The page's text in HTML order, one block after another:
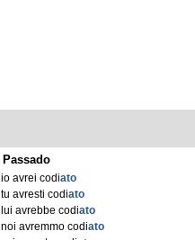
Passado
io avrei codiato
tu avresti codiato
lui avrebbe codiato
noi avremmo codiato